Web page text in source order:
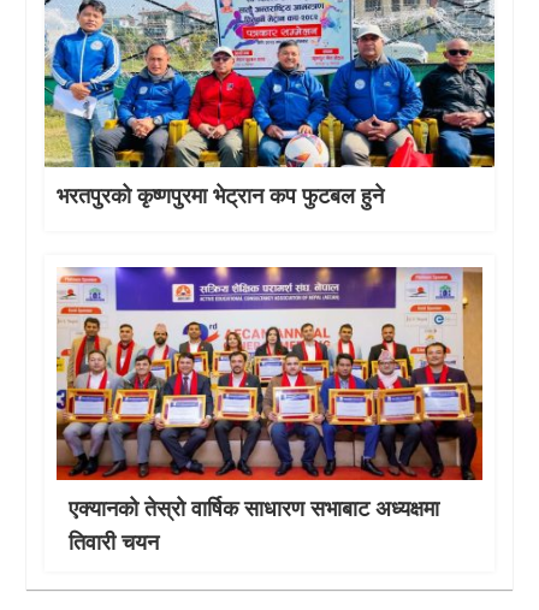
भरतपुरको कृष्णपुरमा भेट्रान कप फुटबल हुने
एक्यानको तेस्रो वार्षिक साधारण सभाबाट अध्यक्षमा
तिवारी चयन